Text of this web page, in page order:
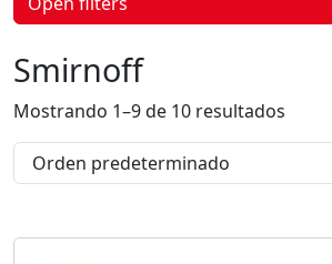
d
u
c
t
o
Smirnoff
Mostrando 1–9 de 10 resultados